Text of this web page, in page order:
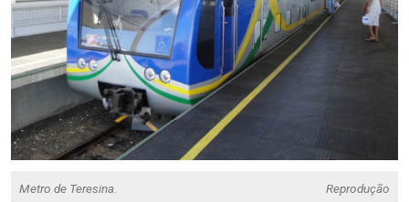
Metro de Teresina. Reprodução